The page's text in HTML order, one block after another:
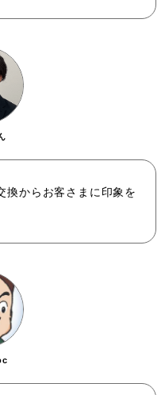
換からお客さまに印象を